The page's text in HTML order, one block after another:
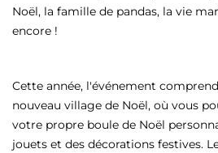
Noël, la famille de pandas, la vie
encore !
Cette année, l'événement
nouveau village de Noël, où vous
votre propre boule de Noël
jouets et des décorations festives.